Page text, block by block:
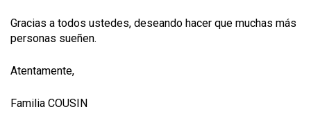
Gracias a todos ustedes, deseando hacer que muchas más
personas sueñen.
Atentamente,
Familia COUSIN